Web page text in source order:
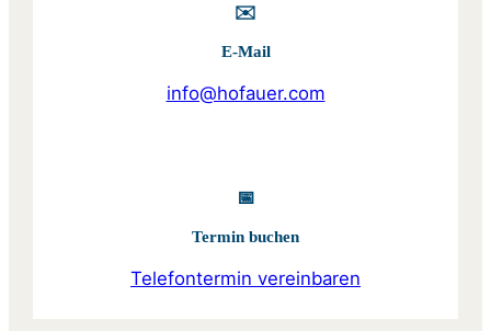
✉️
E-Mail
info@hofauer.com
📅
Termin buchen
Telefontermin vereinbaren